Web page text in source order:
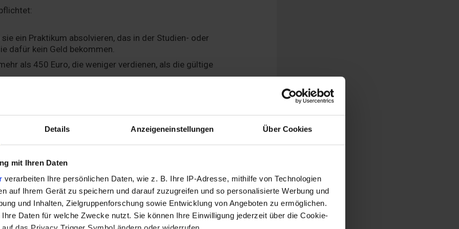
Details Anzeigeneinstellungen Über Cookies
mit Ihren Daten
verarbeiten Ihre persönlichen Daten, wie z. B. Ihre IP-Adresse, mithilfe von Technologien
auf Ihrem Gerät zu speichern und darauf zuzugreifen und so personalisierte Werbung und
und Inhalten, Zielgruppenforschung sowie Entwicklung von Angeboten zu ermöglichen.
Daten für welche Zwecke nutzt. Sie können Ihre Einwilligung jederzeit über die Cookie-
ein Praktikum absolvieren, das in der Studien- oder
dafür kein Geld bekommen.
als 450 Euro, die weniger verdienen, als die gültige
ALG und unter Umständen Bezieher von Bürgergeld (ehemals
Angehörigen, sowie die Altenteiler der Landwirtschaft.
wird, hat zwei Wochen Zeit,sich für
die Frist ungenutzt, wählt der Arbeitgeber
wer Beamter, Richter oder Zeitsoldat ist, ist nicht in der GKV